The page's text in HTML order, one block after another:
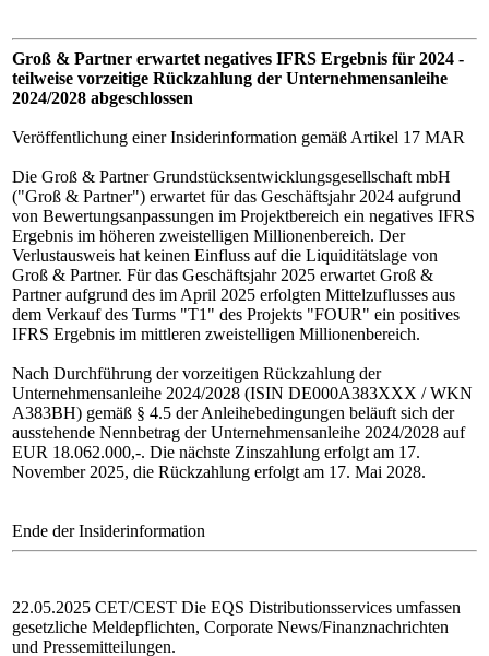
Groß & Partner erwartet negatives IFRS Ergebnis für 2024 -
teilweise vorzeitige Rückzahlung der Unternehmensanleihe
2024/2028 abgeschlossen
Veröffentlichung einer Insiderinformation gemäß Artikel 17 MAR
Die Groß & Partner Grundstücksentwicklungsgesellschaft mbH
("Groß & Partner") erwartet für das Geschäftsjahr 2024 aufgrund
von Bewertungsanpassungen im Projektbereich ein negatives IFRS
Ergebnis im höheren zweistelligen Millionenbereich. Der
Verlustausweis hat keinen Einfluss auf die Liquiditätslage von
Groß & Partner. Für das Geschäftsjahr 2025 erwartet Groß &
Partner aufgrund des im April 2025 erfolgten Mittelzuflusses aus
dem Verkauf des Turms "T1" des Projekts "FOUR" ein positives
IFRS Ergebnis im mittleren zweistelligen Millionenbereich.
Nach Durchführung der vorzeitigen Rückzahlung der
Unternehmensanleihe 2024/2028 (ISIN DE000A383XXX / WKN
A383BH) gemäß § 4.5 der Anleihebedingungen beläuft sich der
ausstehende Nennbetrag der Unternehmensanleihe 2024/2028 auf
EUR 18.062.000,-. Die nächste Zinszahlung erfolgt am 17.
November 2025, die Rückzahlung erfolgt am 17. Mai 2028.
Ende der Insiderinformation
22.05.2025 CET/CEST Die EQS Distributionsservices umfassen
gesetzliche Meldepflichten, Corporate News/Finanznachrichten
und Pressemitteilungen.